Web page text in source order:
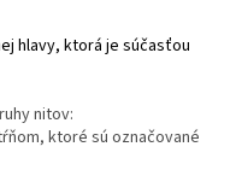
hlavy, ktorá je súčasťou
nitov:
ktoré sú označované